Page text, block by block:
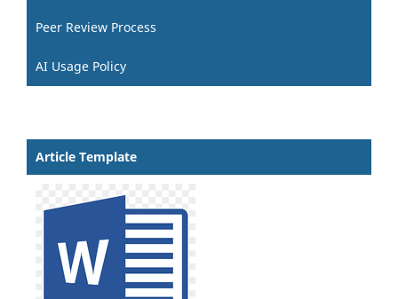
Peer Review Process
AI Usage Policy
Article Template